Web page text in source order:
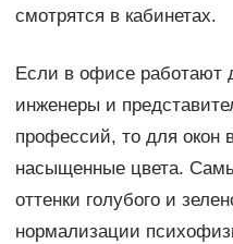
смотрятся в кабинетах.
Если в офисе работают
инженеры и
профессий, то для окон
насыщенные цвета.
оттенки голубого и
нормализации